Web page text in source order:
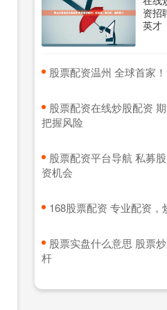
资招
英才
股票配资温州 全球首家
股票配资在线炒股配资
把握风险
股票配资平台导航 私募
资机会
​168股票配资 专业配资
股票实盘什么意思 股票
杆